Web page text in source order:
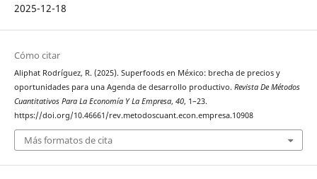
2025-12-18
Cómo citar
Aliphat Rodríguez, R. (2025). Superfoods en México: brecha de precios y
oportunidades para una Agenda de desarrollo productivo. Revista De Métodos
Cuantitativos Para La Economía Y La Empresa, 40, 1–23.
https://doi.org/10.46661/rev.metodoscuant.econ.empresa.10908
Más formatos de cita